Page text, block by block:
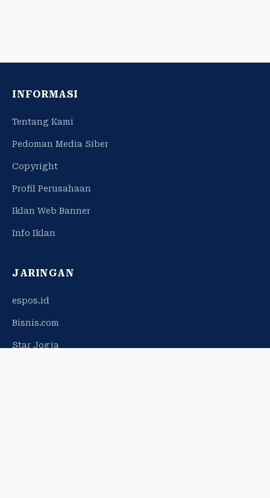
INFORMASI
Tentang Kami
Pedoman Media Siber
Copyright
Profil Perusahaan
Iklan Web Banner
Info Iklan
JARINGAN
espos.id
Bisnis.com
Star Jogja